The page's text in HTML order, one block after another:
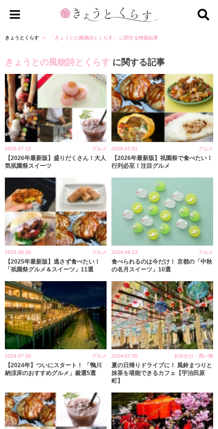
ょ
と
く
ら
す
きょうとくらす 「きょうとの風物詩とくらす」 に関する検索結果
きょうとの風物詩とくらす に関する記事
2026.07.10 グルメ
【2026年最新版】盛りだくさん！大人
気祇園祭スイーツ
2026.07.01 グルメ
【2026年最新版】祇園祭で食べたい！
行列必至！注目グルメ
2025.06.30 グルメ
【2025年最新版】逃さず食べたい！
「祇園祭グルメ＆スイーツ」11選
2024.09.13 グルメ
食べられるのは今だけ！ 京都の「中秋
の名月スイーツ」10選
2024.07.30 グルメ
【2024年】ついにスタート！ 「鴨川
納涼床のおすすめグルメ」厳選5選
2024.07.30 お出かけ・買い物
夏の日帰りドライブに！ 風鈴まつりと
抹茶を堪能できるカフェ【宇治田原
町】